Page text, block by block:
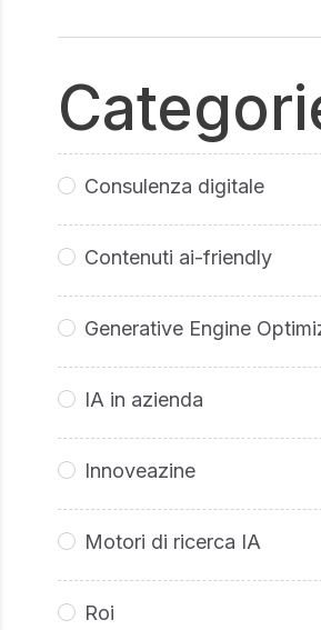
Consulenza digitale
Contenuti ai-friendly
Generative Engine
IA in azienda
Innoveazine
Motori di ricerca IA
Roi